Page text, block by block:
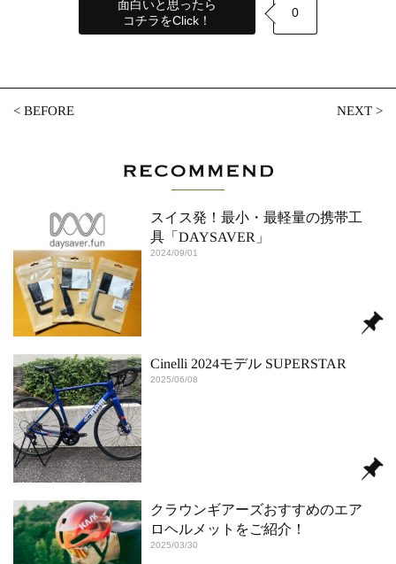
面白いと思ったら
コチラをClick！
0
<BEFORE NEXT>
スイス発！最小・最軽量の携帯工
具「DAYSAVER」
2024/09/01
Cinelli 2024モデル SUPERSTAR
2025/06/08
クラウンギアーズおすすめのエア
ロヘルメットをご紹介！
2025/03/30